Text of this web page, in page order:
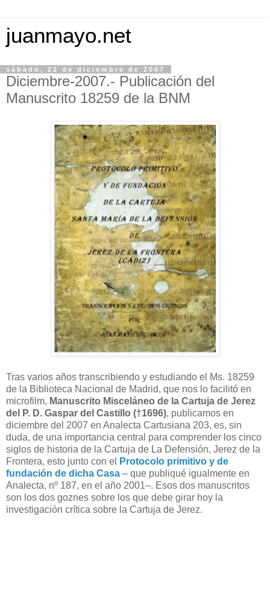
juanmayo.net
sábado, 22 de diciembre de 2007
Diciembre-2007.- Publicación del
Manuscrito 18259 de la BNM
Tras varios años transcribiendo y estudiando el Ms. 18259
de la Biblioteca Nacional de Madrid, que nos lo facilitó en
microfilm, Manuscrito Misceláneo de la Cartuja de Jerez
del P. D. Gaspar del Castillo (†1696), publicamos en
diciembre del 2007 en Analecta Cartusiana 203, es, sin
duda, de una importancia central para comprender los cinco
siglos de historia de la Cartuja de La Defensión, Jerez de la
Frontera, esto junto con el
Protocolo primitivo y de
fundación de dicha Casa – que publiqué igualmente en
Analecta, nº 187, en el año 2001–. Esos dos manuscritos
son los dos goznes sobre los que debe girar hoy la
investigación crítica sobre la Cartuja de Jerez.